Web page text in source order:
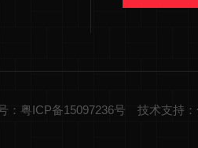
：粤ICP备15097236号 技术支持